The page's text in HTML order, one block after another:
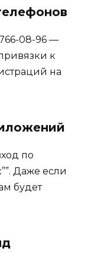
08-96 —
к
на
по
Даже если
будет